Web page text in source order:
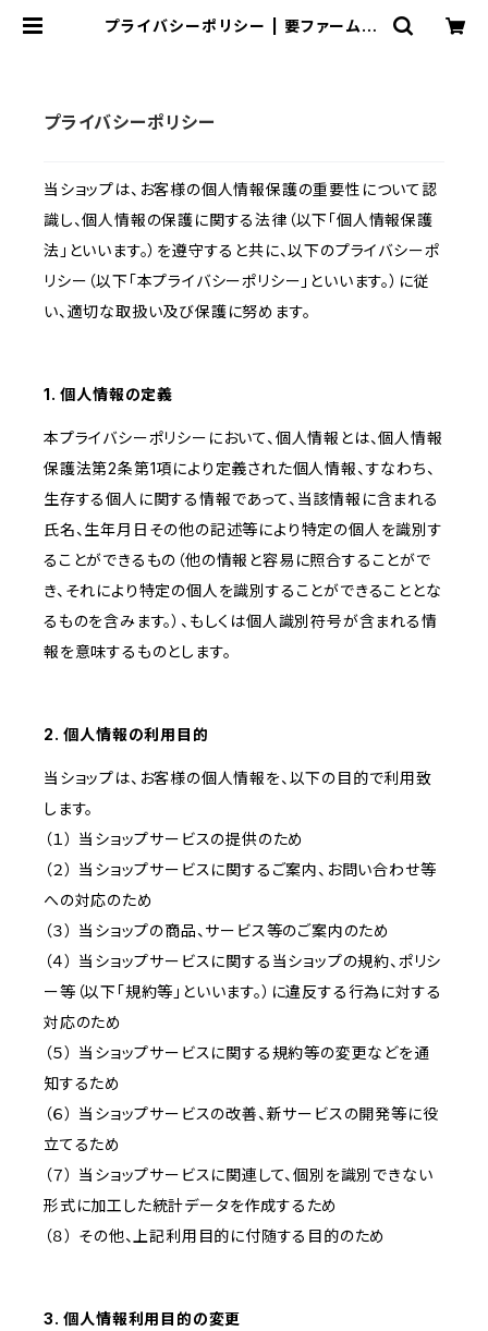
プライバシーポリシー | 要ファーム/き
プライバシーポリシー
当ショップは、お客様の個人情報保護の重要性について認
識し、個人情報の保護に関する法律（以下「個人情報保護
法」といいます。）を遵守すると共に、以下のプライバシーポ
リシー（以下「本プライバシーポリシー」といいます。）に従
い、適切な取扱い及び保護に努めます。
1. 個人情報の定義
本プライバシーポリシーにおいて、個人情報とは、個人情報
保護法第2条第1項により定義された個人情報、すなわち、
生存する個人に関する情報であって、当該情報に含まれる
氏名、生年月日その他の記述等により特定の個人を識別す
ることができるもの（他の情報と容易に照合することがで
き、それにより特定の個人を識別することができることとな
るものを含みます。）、もしくは個人識別符号が含まれる情
報を意味するものとします。
2. 個人情報の利用目的
当ショップは、お客様の個人情報を、以下の目的で利用致
します。
（１） 当ショップサービスの提供のため
（２） 当ショップサービスに関するご案内、お問い合わせ等
への対応のため
（３） 当ショップの商品、サービス等のご案内のため
（４） 当ショップサービスに関する当ショップの規約、ポリシ
ー等（以下「規約等」といいます。）に違反する行為に対する
対応のため
（５） 当ショップサービスに関する規約等の変更などを通
知するため
（６） 当ショップサービスの改善、新サービスの開発等に役
立てるため
（７） 当ショップサービスに関連して、個別を識別できない
形式に加工した統計データを作成するため
（８） その他、上記利用目的に付随する目的のため
3. 個人情報利用目的の変更